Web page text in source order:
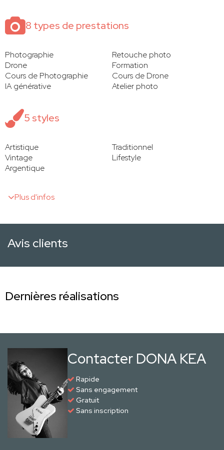
8 types de prestations
Photographie
Retouche photo
Drone
Formation
Cours de Photographie
Cours de Drone
IA générative
Atelier photo
5 styles
Artistique
Traditionnel
Vintage
Lifestyle
Argentique
Plus d'infos
Avis clients
Dernières réalisations
Contacter DONA KEA
Rapide
Sans engagement
Gratuit
Sans inscription